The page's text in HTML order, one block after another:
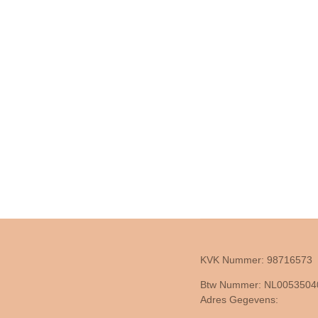
KVK Nummer: 98716573
Btw Nummer:
Adres Gegevens: